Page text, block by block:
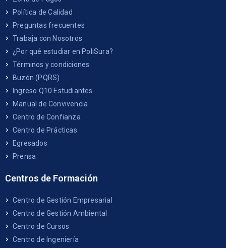
Política de Calidad
Preguntas frecuentes
Trabaja con Nosotros
¿Por qué estudiar en PoliSura?
Términos y condiciones
Buzón (PQRS)
Ingreso Q10 Estudiantes
Manual de Convivencia
Centro de Confianza
Centro de Prácticas
Egresados
Prensa
Centros de Formación
Centro de Gestión Empresarial
Centro de Gestión Ambiental
Centro de Cursos
Centro de Ingeniería